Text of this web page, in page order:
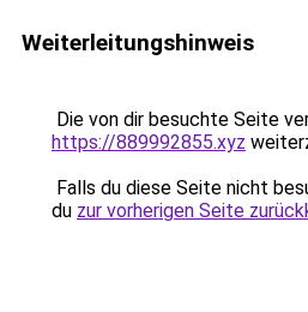
Weiterleitungshinweis
Die von dir besuchte Seite
https://889992855.xyz
Falls du diese Seite nicht
du zur vorherigen Seite